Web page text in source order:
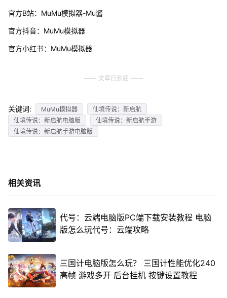
官方B站：MuMu模拟器-Mu酱
官方抖音：MuMu模拟器
官方小红书：MuMu模拟器
文章已到底
关键词: MuMu模拟器
仙境传说：新启航
仙境传说：新启航电脑版
仙境传说：新启航手游
仙境传说：新启航手游电脑版
相关资讯
代号：云端电脑版PC端下载安装教程 电脑
版怎么玩代号：云端攻略
三国计电脑版怎么玩？ 三国计性能优化240
高帧 游戏多开 后台挂机 按键设置教程